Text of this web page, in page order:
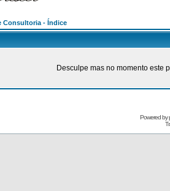
Consultoria - Índice
Desculpe mas no momento este
Powered by